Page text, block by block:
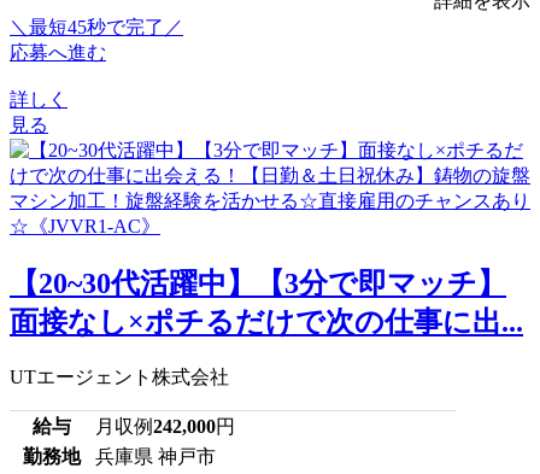
＼最短45秒で完了／
応募へ進む
詳しく
見る
【20~30代活躍中】【3分で即マッチ】
面接なし×ポチるだけで次の仕事に出...
UTエージェント株式会社
給与 月収例242,000円
勤務地
兵庫県 神戸市